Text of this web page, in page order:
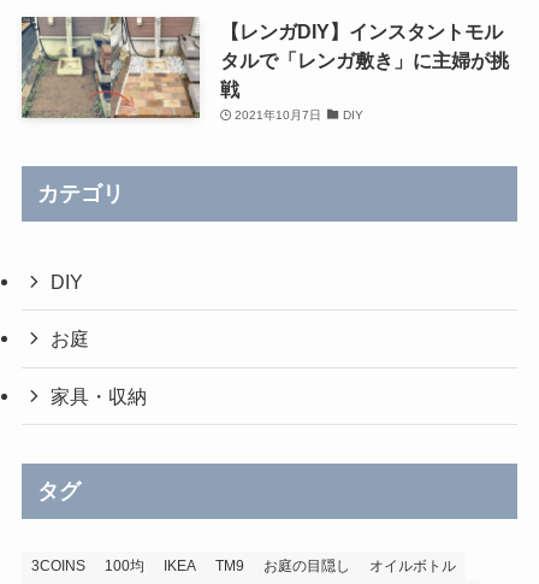
【レンガDIY】インスタントモル
タルで「レンガ敷き」に主婦が挑
戦
2021年10月7日 DIY
カテゴリ
DIY
お庭
家具・収納
タグ
3COINS 100均 IKEA TM9 お庭の目隠し
オイルボトル